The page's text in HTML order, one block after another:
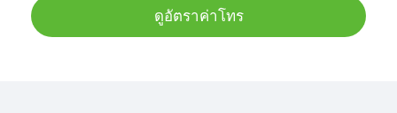
ดูอัตราค่าโทร